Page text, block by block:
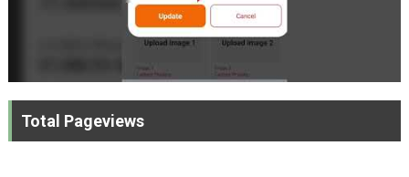
Total Pageviews